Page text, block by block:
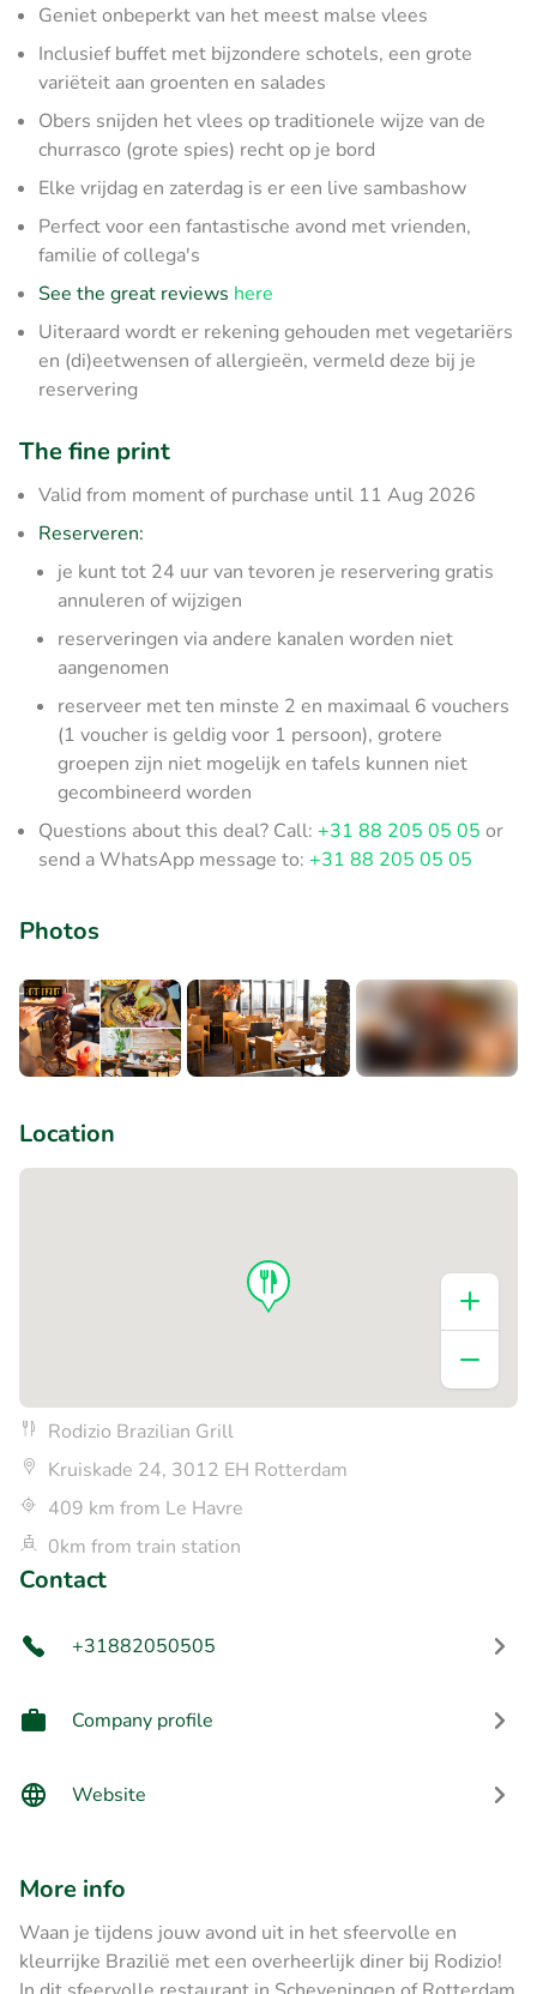
Geniet onbeperkt van het meest malse vlees
Inclusief buffet met bijzondere schotels, een grote
variëteit aan groenten en salades
Obers snijden het vlees op traditionele wijze van de
churrasco (grote spies) recht op je bord
Elke vrijdag en zaterdag is er een live sambashow
Perfect voor een fantastische avond met vrienden,
familie of collega's
See the great reviews here
Uiteraard wordt er rekening gehouden met vegetariërs
en (di)eetwensen of allergieën, vermeld deze bij je
reservering
The fine print
Valid from moment of purchase until 11 Aug 2026
Reserveren:
je kunt tot 24 uur van tevoren je reservering gratis
annuleren of wijzigen
reserveringen via andere kanalen worden niet
aangenomen
reserveer met ten minste 2 en maximaal 6 vouchers
(1 voucher is geldig voor 1 persoon), grotere
groepen zijn niet mogelijk en tafels kunnen niet
gecombineerd worden
Questions about this deal? Call: +31 88 205 05 05 or
send a WhatsApp message to: +31 88 205 05 05
Photos
Location
Rodizio Brazilian Grill
Kruiskade 24, 3012 EH Rotterdam
409 km from Le Havre
0km from train station
Contact
+31882050505
Company profile
Website
More info
Waan je tijdens jouw avond uit in het sfeervolle en
kleurrijke Brazilië met een overheerlijk diner bij Rodizio!